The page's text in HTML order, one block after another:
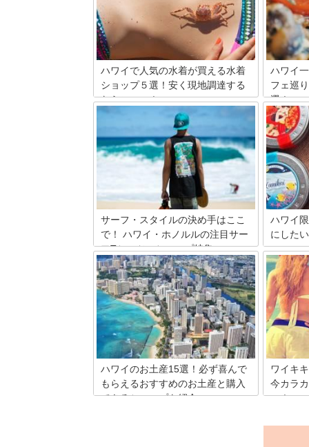
ハワイで人気の水着が買える水着
ショップ５選！安く現地調達する
ならここへ！
水着を日本から持ってくるのもいいけ
ど、なるべく荷物は軽くしておきたいも
の。そこで今回はハワイ現地で調達でき
る水着ショップを集めてみました。日本
にはないハワイらしい水着たちをご紹介
ハワイ
フェ巡
選！
友達同士
ど、自分
たい！今
イでおす
ゃいます
利用した
のもいい
場スポッ
います！
サーフ・スタイルの決め手はここ
で！ ハワイ・ホノルルの注目サー
フTシャツ・ショップ特集
ハワイといえば海、そしてサーフィン！
世界中から大きな波を求めてサーファー
達が集まります。 そんな彼らから始まっ
たサーフ・ファッションは、やがてハワ
イのトレンドとなっていきました。サー
フ・スタイルを左右するのがサーフTシ
ャツ！ 素敵なサーフTシャツは、海でも
街でも、いろんなシーンに似合います。
今回は、ハワイで注目のサーフTシャ
ツ・ショップをご紹介します。
ハワイ
にした
ハワイを
ですよね
ハワイ限
ットし
で、きっ
ハワイのお土産15選！必ず喜んで
もらえるおすすめのお土産と購入
できるショップを紹介♪
ワイキ
今カラ
い！
識がくつ